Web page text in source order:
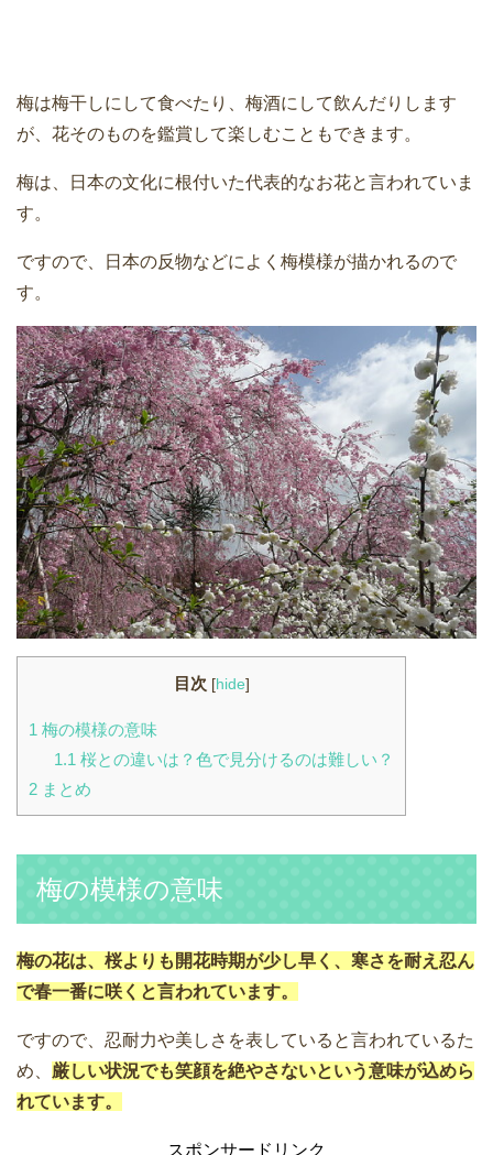
梅は梅干しにして食べたり、梅酒にして飲んだりします
が、花そのものを鑑賞して楽しむこともできます。
梅は、日本の文化に根付いた代表的なお花と言われていま
す。
ですので、日本の反物などによく梅模様が描かれるので
す。
目次 [hide]
1 梅の模様の意味
1.1桜との違いは？色で見分けるのは難しい？
2 まとめ
梅の模様の意味
梅の花は、桜よりも開花時期が少し早く、寒さを耐え忍ん
で春一番に咲くと言われています。
ですので、忍耐力や美しさを表していると言われているた
め、 厳しい状況でも笑顔を絶やさないという意味が込めら
れています。
スポンサードリンク